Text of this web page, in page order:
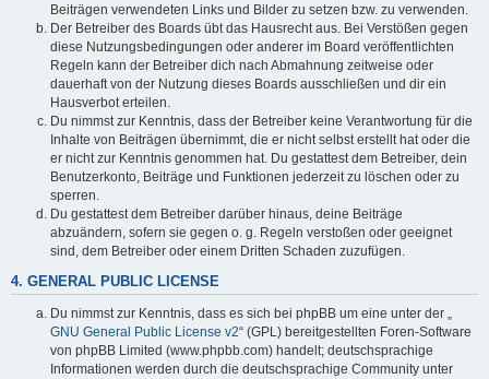
Beiträgen verwendeten Links und Bilder zu setzen bzw. zu verwenden.
Der Betreiber des Boards übt das Hausrecht aus. Bei Verstößen gegen
diese Nutzungsbedingungen oder anderer im Board veröffentlichten
Regeln kann der Betreiber dich nach Abmahnung zeitweise oder
dauerhaft von der Nutzung dieses Boards ausschließen und dir ein
Hausverbot erteilen.
Du nimmst zur Kenntnis, dass der Betreiber keine Verantwortung für die
Inhalte von Beiträgen übernimmt, die er nicht selbst erstellt hat oder die
er nicht zur Kenntnis genommen hat. Du gestattest dem Betreiber, dein
Benutzerkonto, Beiträge und Funktionen jederzeit zu löschen oder zu
sperren.
Du gestattest dem Betreiber darüber hinaus, deine Beiträge
abzuändern, sofern sie gegen o. g. Regeln verstoßen oder geeignet
sind, dem Betreiber oder einem Dritten Schaden zuzufügen.
4. GENERAL PUBLIC LICENSE
Du nimmst zur Kenntnis, dass es sich bei phpBB um eine unter der „
GNU General Public License v2“ (GPL) bereitgestellten Foren-Software
von phpBB Limited (www.phpbb.com) handelt; deutschsprachige
Informationen werden durch die deutschsprachige Community unter